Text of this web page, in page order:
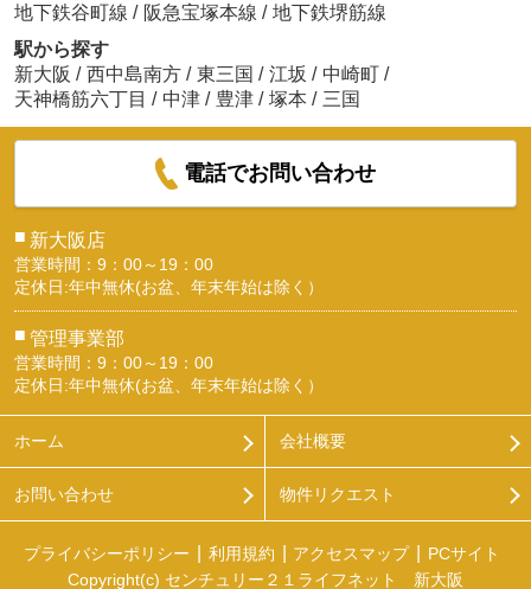
地下鉄谷町線 / 阪急宝塚本線 / 地下鉄堺筋線
駅から探す
新大阪 / 西中島南方 / 東三国 / 江坂 / 中崎町 /
天神橋筋六丁目 / 中津 / 豊津 / 塚本 / 三国
電話でお問い合わせ
■ 新大阪店
営業時間：9：00～19：00
定休日:年中無休(お盆、年末年始は除く）
■ 管理事業部
営業時間：9：00～19：00
定休日:年中無休(お盆、年末年始は除く）
ホーム 会社概要
お問い合わせ 物件リクエスト
プライバシーポリシー 利用規約 アクセスマップ
PCサイト
Copyright(c) センチュリー２１ライフネット 新大阪